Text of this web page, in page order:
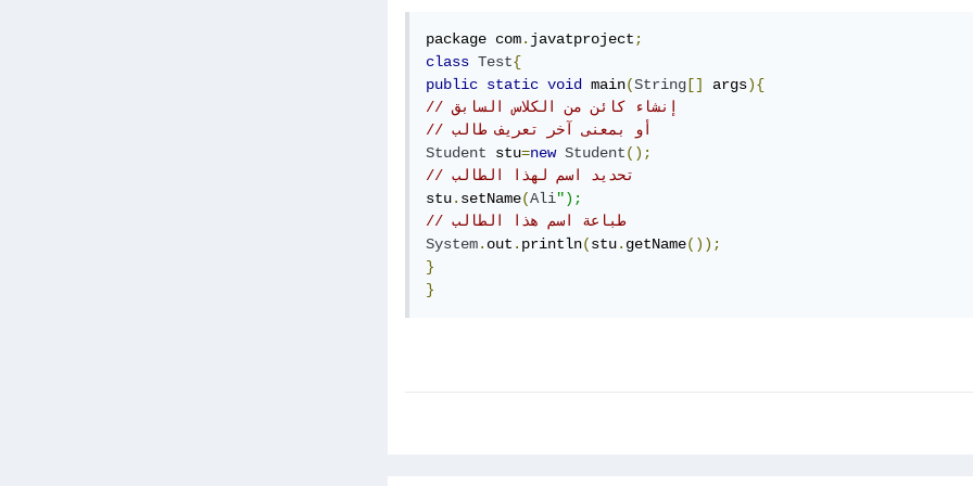
package com. javatproject;
class Test{
public static void main(String [] args){
// إنشاء كائن من الكلاس السابق
// أو بمعنى آخر تعريف طالب
Student stu=new Student();
// تحديد اسم لهذا الطالب
stu. setName(Ali");
// طباعة اسم هذا الطالب
System. out . println(stu. getName());
}
}